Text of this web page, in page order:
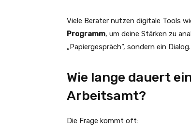
Viele Berater nutzen digitale Tools
Programm, um deine Stärken zu
„Papiergespräch“, sondern ein Dialog.
Wie lange dauert
Arbeitsamt?
Die Frage kommt oft: